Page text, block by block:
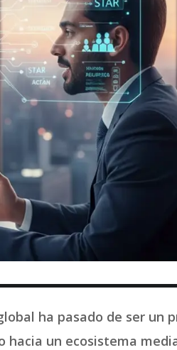
ha pasado de ser un
hacia un ecosistema